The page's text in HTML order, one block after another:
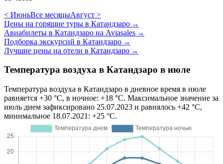
< ИюньВсе месяцыАвгуст >
Цены на горящие туры в Катандзаро →
Авиабилеты в Катандзаро на Aviasales →
Подборка экскурсий в Катандзаро →
Лучшие цены на отели в Катандзаро →
Температура воздуха в Катандзаро в июле
Температура воздуха в Катандзаро в дневное время в июле
равняется +30 °C, в ночное: +18 °C. Максимальное значение за
июль днем зафиксировано 25.07.2023 и равнялось +42 °C,
минимальное 18.07.2021: +25 °C.